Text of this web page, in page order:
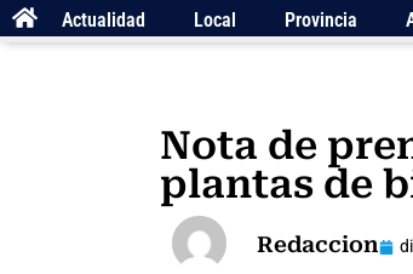
Actualidad Local Provincia
Nota de
plantas de
Redaccion